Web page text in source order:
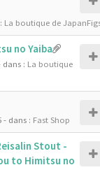
La boutique de
no Yaiba
dans : La boutique
- dans : Fast Shop
Stout -
to Himitsu no